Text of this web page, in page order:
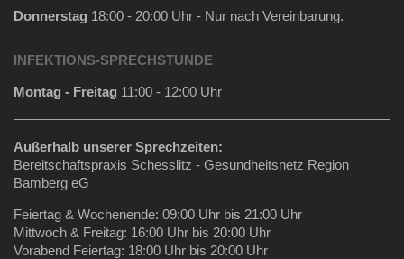
Donnerstag 18:00 - 20:00 Uhr - Nur nach Vereinbarung.
INFEKTIONS-SPRECHSTUNDE
Montag - Freitag 11:00 - 12:00 Uhr
Außerhalb unserer Sprechzeiten:
Bereitschaftspraxis Schesslitz - Gesundheitsnetz Region
Bamberg eG
Feiertag & Wochenende: 09:00 Uhr bis 21:00 Uhr
Mittwoch & Freitag: 16:00 Uhr bis 20:00 Uhr
Vorabend Feiertag: 18:00 Uhr bis 20:00 Uhr